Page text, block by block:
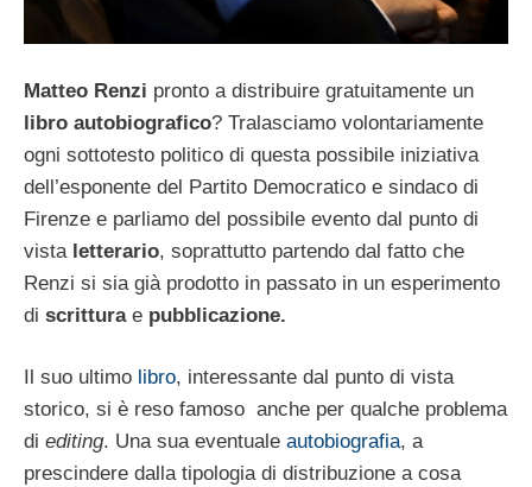
Matteo Renzi pronto a distribuire gratuitamente un
libro autobiografico? Tralasciamo volontariamente
ogni sottotesto politico di questa possibile iniziativa
dell’esponente del Partito Democratico e sindaco di
Firenze e parliamo del possibile evento dal punto di
vista letterario, soprattutto partendo dal fatto che
Renzi si sia già prodotto in passato in un esperimento
di scritturae pubblicazione.
Il suo ultimo libro, interessante dal punto di vista
storico, si è reso famoso anche per qualche problema
di editing. Una sua eventuale autobiografia, a
prescindere dalla tipologia di distribuzione a cosa